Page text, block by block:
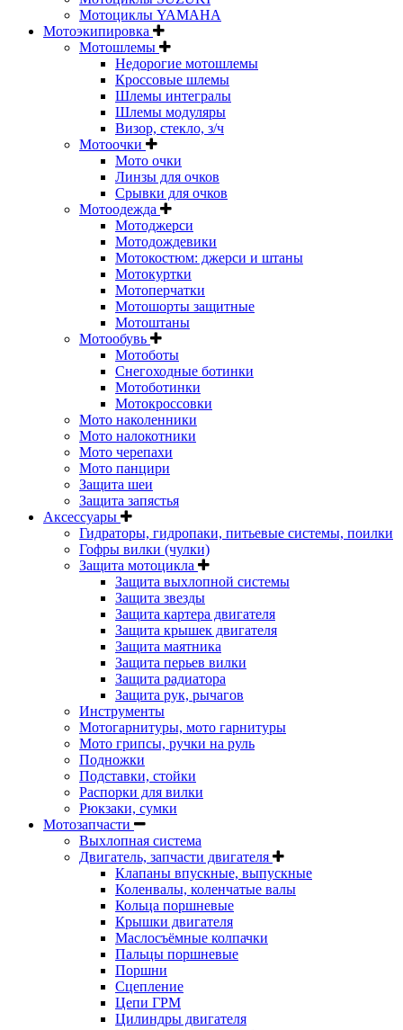
Мотоциклы YAMAHA
Мотоэкипировка
Мотошлемы
Недорогие мотошлемы
Кроссовые шлемы
Шлемы интегралы
Шлемы модуляры
Визор, стекло, з/ч
Мотоочки
Мото очки
Линзы для очков
Срывки для очков
Мотоодежда
Мотоджерси
Мотодождевики
Мотокостюм: джерси и штаны
Мотокуртки
Мотоперчатки
Мотошорты защитные
Мотоштаны
Мотообувь
Мотоботы
Снегоходные ботинки
Мотоботинки
Мотокроссовки
Мото наколенники
Мото налокотники
Мото черепахи
Мото панцири
Защита шеи
Защита запястья
Аксессуары
Гидраторы, гидропаки, питьевые системы, поилки
Гофры вилки (чулки)
Защита мотоцикла
Защита выхлопной системы
Защита звезды
Защита картера двигателя
Защита крышек двигателя
Защита маятника
Защита перьев вилки
Защита радиатора
Защита рук, рычагов
Инструменты
Мотогарнитуры, мото гарнитуры
Мото грипсы, ручки на руль
Подножки
Подставки, стойки
Распорки для вилки
Рюкзаки, сумки
Мотозапчасти
Выхлопная система
Двигатель, запчасти двигателя
Клапаны впускные, выпускные
Коленвалы, коленчатые валы
Кольца поршневые
Крышки двигателя
Маслосъёмные колпачки
Пальцы поршневые
Поршни
Сцепление
Цепи ГРМ
Цилиндры двигателя